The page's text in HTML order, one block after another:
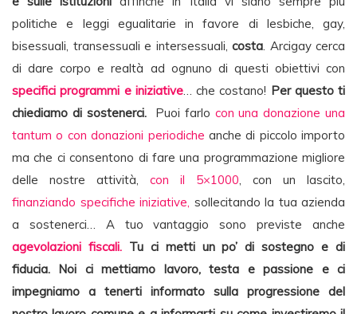
politiche e leggi egualitarie in favore di lesbiche, gay,
bisessuali, transessuali e intersessuali, costa. Arcigay cerca
di dare corpo e realtà ad ognuno di questi obiettivi con
specifici programmi e iniziative… che costano! Per questo ti
chiediamo di sostenerci.Puoi farlo con una donazione una
tantum o con donazioni periodiche anche di piccolo importo
ma che ci consentono di fare una programmazione migliore
delle nostre attività, con il 5×1000, con un lascito,
finanziando specifiche iniziative, sollecitando la tua azienda
a sostenerci… A tuo vantaggio sono previste anche
agevolazioni fiscali. Tu ci metti un po’ di sostegno e di
fiducia. Noi ci mettiamo lavoro, testa e passione e ci
impegniamo a tenerti informato sulla progressione del